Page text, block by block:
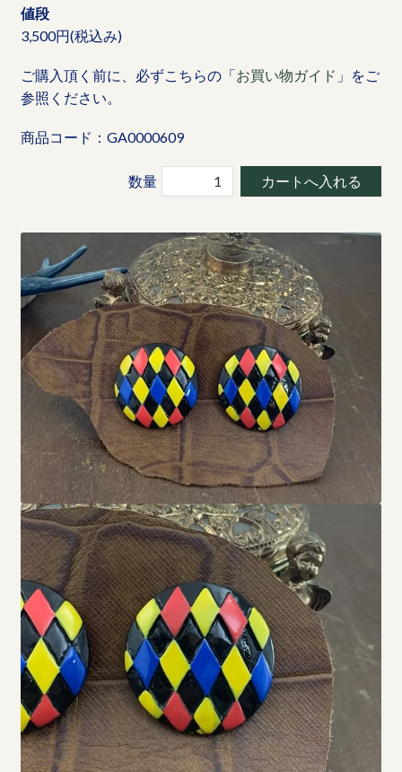
値段
3,500円(税込み)
ご購入頂く前に、必ずこちらの「お買い物ガイド 」をご
参照ください。
商品コード：GA0000609
数量